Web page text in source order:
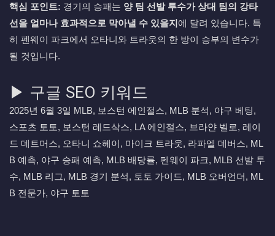
핵심 포인트: 경기의 승패는 양 팀 선발 투수가 상대 팀의 강타
선을 얼마나 효과적으로 막아낼 수 있을지에 달려 있습니다. 특
히 펜웨이 파크에서 오타니와 트라웃의 한 방이 승부의 변수가
될 것입니다.
▶ 구글 SEO 키워드
2025년 6월 3일 MLB, 보스턴 에인절스, MLB 분석, 야구 베팅,
스포츠 토토, 보스턴 레드삭스, LA 에인절스, 브라얀 벨로, 레이
드 데트머스, 오타니 쇼헤이, 마이크 트라웃, 라파엘 데버스, ML
B 예측, 야구 승패 예측, MLB 배당률, 펜웨이 파크, MLB 선발 투
수, MLB 리그, MLB 경기 분석, 토토 가이드, MLB 오버언더, ML
B 전문가, 야구 토토